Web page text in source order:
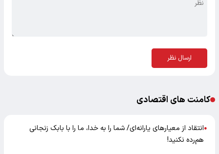
ارسال نظر
کامنت های اقتصادی
●انتقاد از معیارهای یارانه‌ای/ شما را به خدا، ما را با بابک زنجانی
هم‌رده نکنید!